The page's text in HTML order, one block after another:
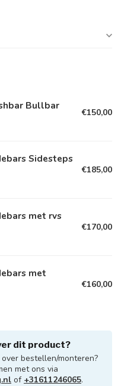
Bullbar
€150,00
Sidesteps
€185,00
met rvs
€170,00
met
€160,00
dit product?
bestellen/monteren?
met ons via
of +31611246065.